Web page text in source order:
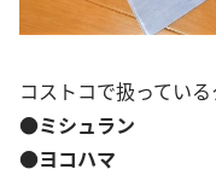
コストコで扱っている
●ミシュラン
●ヨコハマ